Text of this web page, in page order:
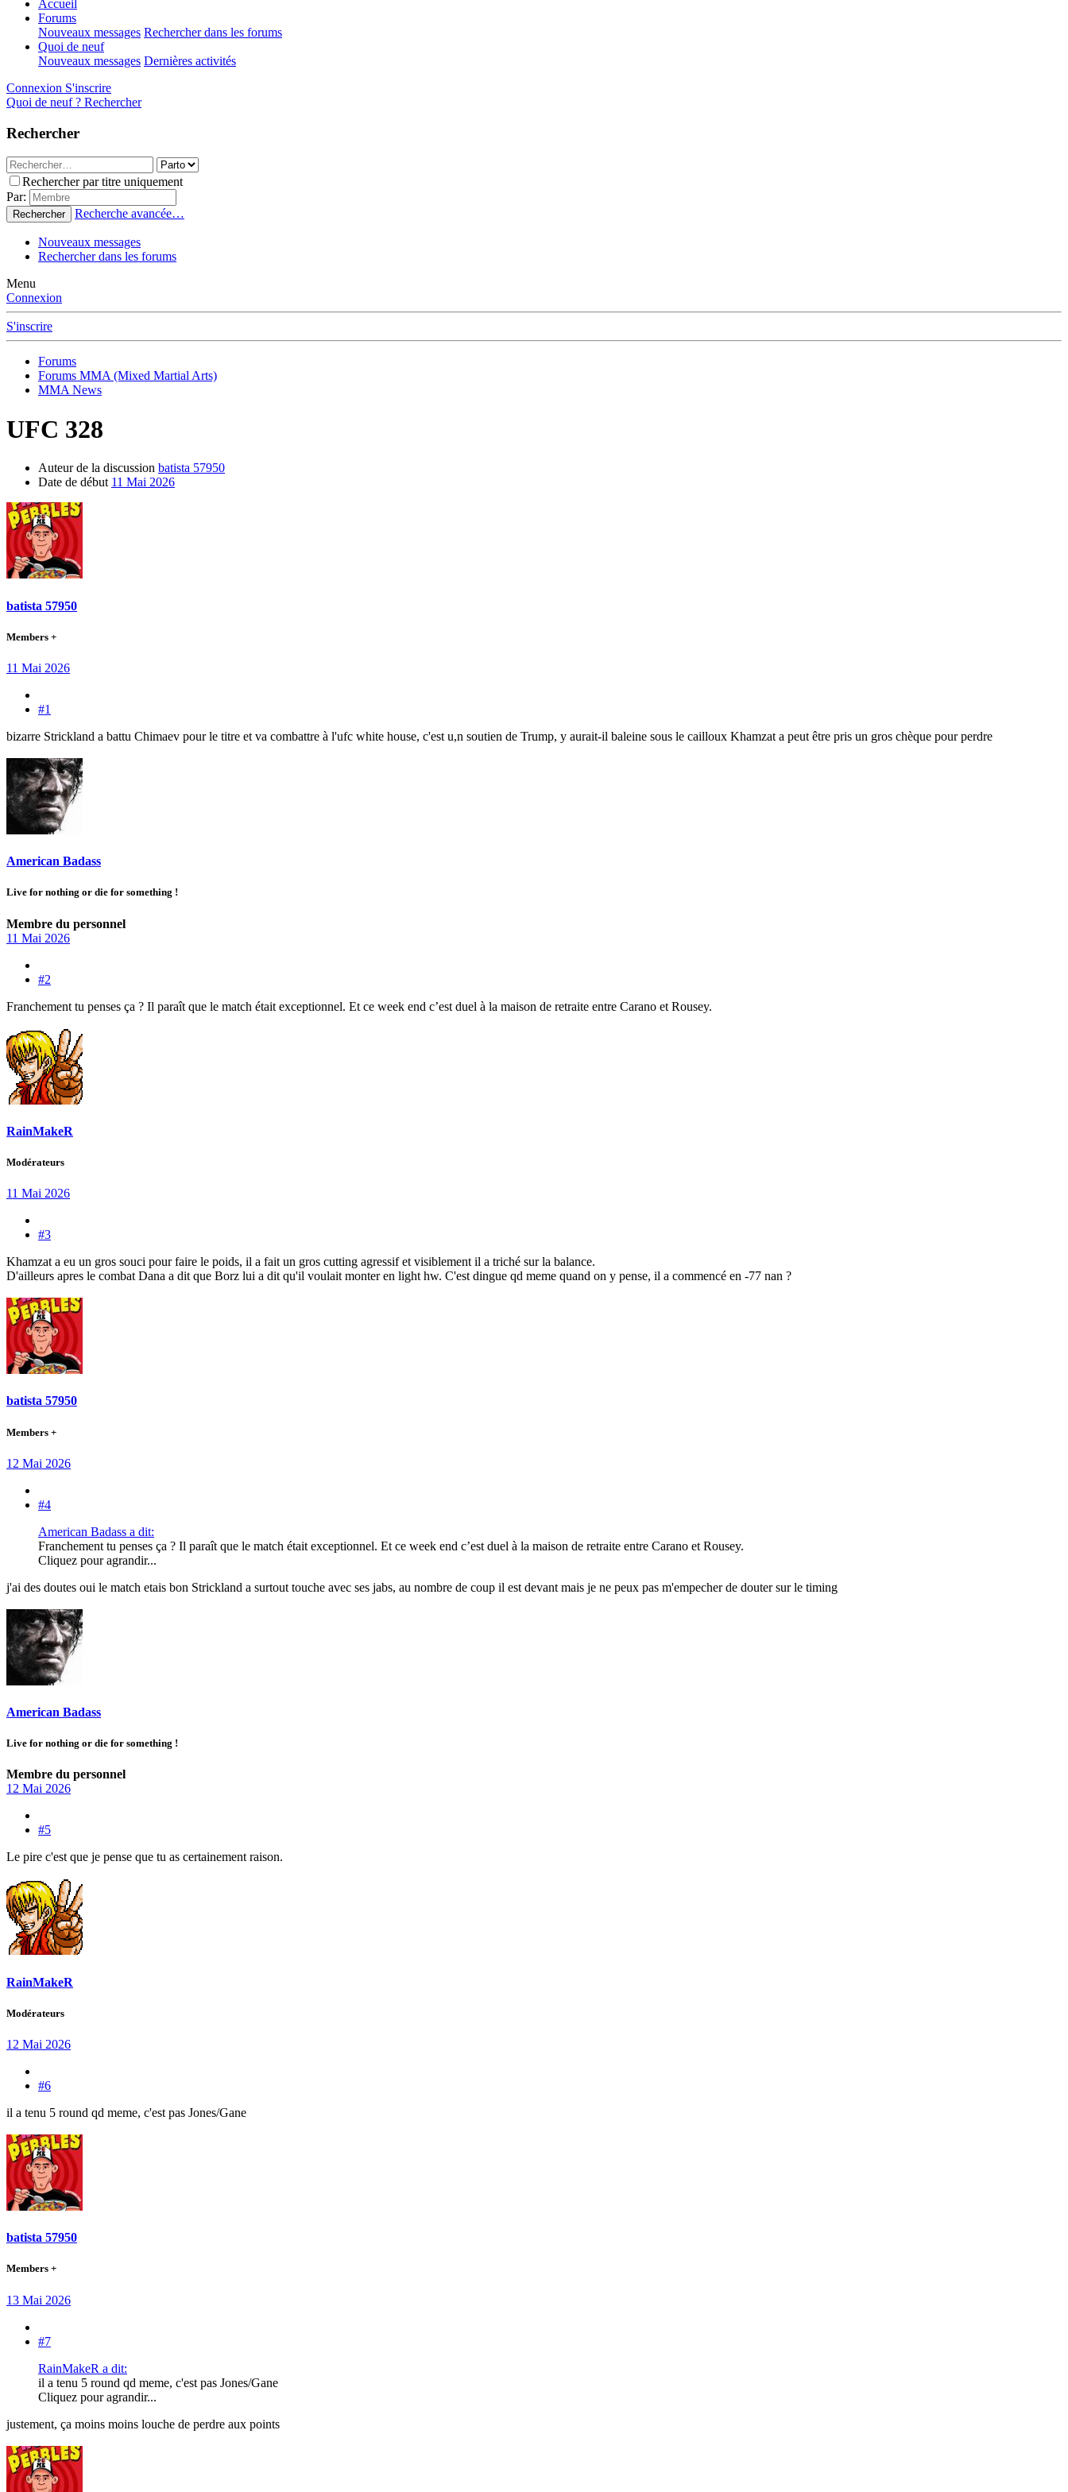
Accueil
Forums
Nouveaux messages Rechercher dans les forums
Quoi de neuf
Nouveaux messages Dernières activités
Connexion S'inscrire
Quoi de neuf ? Rechercher
Rechercher
Rechercher par titre uniquement
Par:
Rechercher Recherche avancée…
Nouveaux messages
Rechercher dans les forums
Menu
Connexion
S'inscrire
Forums
Forums MMA (Mixed Martial Arts)
MMA News
UFC 328
Auteur de la discussion batista 57950
Date de début 11 Mai 2026
batista 57950
Members +
11 Mai 2026
#1
bizarre Strickland a battu Chimaev pour le titre et va combattre à l'ufc white house, c'est u,n soutien de Trump, y aurait-il baleine sous le cailloux Khamzat a peut être pris un gros chèque pour perdre
American Badass
Live for nothing or die for something !
Membre du personnel
11 Mai 2026
#2
Franchement tu penses ça ? Il paraît que le match était exceptionnel. Et ce week end c’est duel à la maison de retraite entre Carano et Rousey.
RainMakeR
Modérateurs
11 Mai 2026
#3
Khamzat a eu un gros souci pour faire le poids, il a fait un gros cutting agressif et visiblement il a triché sur la balance.
D'ailleurs apres le combat Dana a dit que Borz lui a dit qu'il voulait monter en light hw. C'est dingue qd meme quand on y pense, il a commencé en -77 nan ?
batista 57950
Members +
12 Mai 2026
#4
American Badass a dit:
Franchement tu penses ça ? Il paraît que le match était exceptionnel. Et ce week end c’est duel à la maison de retraite entre Carano et Rousey.
Cliquez pour agrandir...
j'ai des doutes oui le match etais bon Strickland a surtout touche avec ses jabs, au nombre de coup il est devant mais je ne peux pas m'empecher de douter sur le timing
American Badass
Live for nothing or die for something !
Membre du personnel
12 Mai 2026
#5
Le pire c'est que je pense que tu as certainement raison.
RainMakeR
Modérateurs
12 Mai 2026
#6
il a tenu 5 round qd meme, c'est pas Jones/Gane
batista 57950
Members +
13 Mai 2026
#7
RainMakeR a dit:
il a tenu 5 round qd meme, c'est pas Jones/Gane
Cliquez pour agrandir...
justement, ça moins moins louche de perdre aux points